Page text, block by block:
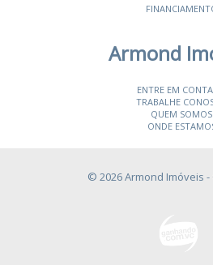
Armond
ENTRE EM
TRABALHE
QUEM SOMOS
ONDE
© 2026 Armond Imóveis -